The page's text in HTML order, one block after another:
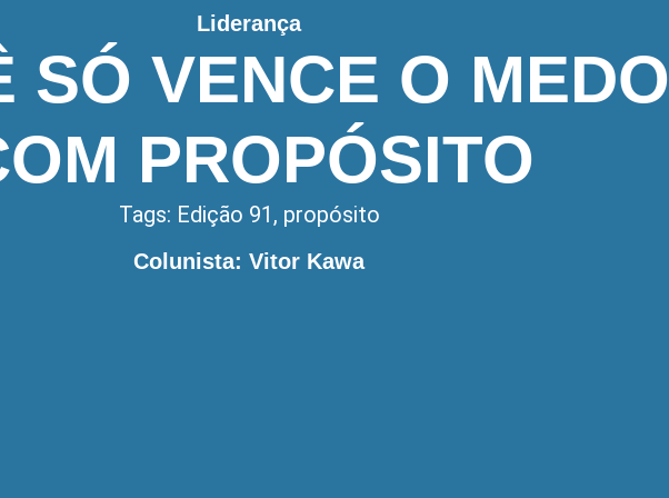
Liderança
SÓ VENCE O MEDO
PROPÓSITO
Tags: Edição 91 , propósito
Colunista: Vitor Kawa